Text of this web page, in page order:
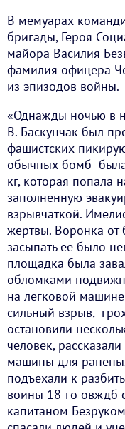
В мемуарах
бригады, Героя
майора Василия
фамилия офицера
из эпизодов войны.
«Однажды ночью в
В. Баскунчак был
фашистских
обычных бомб
кг, которая попала
заполненную
взрывчаткой.
жертвы. Воронка от
засыпать её было
площадка была
обломками
на легковой
сильный взрыв,
остановили
человек,
машины для
подъехали к
воины 18-го овждб
капитаном